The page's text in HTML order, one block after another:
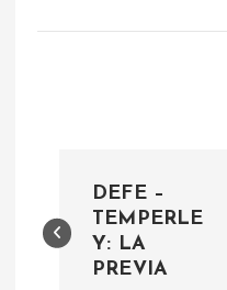
a
DEFE –
TEMPERLE
Y: LA
PREVIA